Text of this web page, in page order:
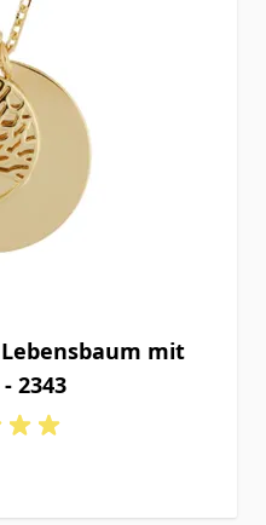
mit
2343